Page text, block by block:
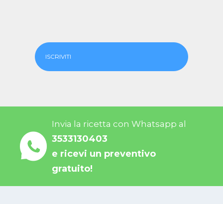
ISCRIVITI
Invia la ricetta con Whatsapp al
3533130403
e ricevi un preventivo
gratuito!